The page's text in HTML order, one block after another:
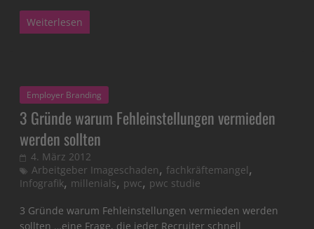
Weiterlesen
Employer Branding
3 Gründe warum Fehleinstellungen vermieden
werden sollten
4. März 2012
Arbeitgeber Imageschaden, fachkräftemangel,
Infografik, millenials, pwc, pwc studie
3 Gründe warum Fehleinstellungen vermieden werden
sollten …eine Frage, die jeder Recruiter schnell